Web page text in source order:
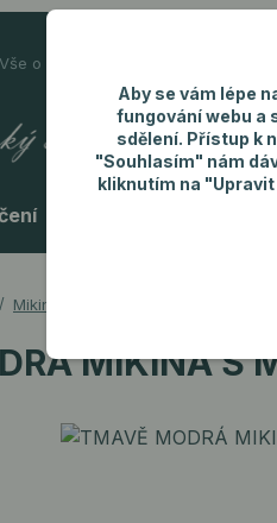
Vše o nákupu
Mikiny
MIKINA S
Aby se vám lépe
fungování webu a
sdělení. Přístup k
"Souhlasím" nám
kliknutím na